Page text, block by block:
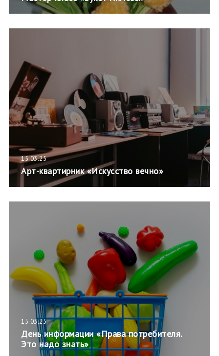
15.03.25
Арт-квартирник «Искусство вечно»
15.03.25
День информации «Права потребителя.
Это надо знать»